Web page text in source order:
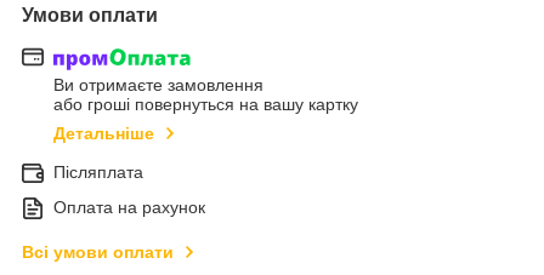
Умови оплати
Ви отримаєте замовлення
або гроші повернуться на вашу картку
Детальніше
Післяплата
Оплата на рахунок
Всі умови оплати